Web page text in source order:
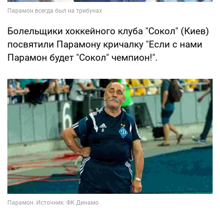
Болельщики хоккейного клуба "Сокол" (Киев)
посвятили Парамону кричалку "Если с нами
Парамон будет "Сокол" чемпион!".